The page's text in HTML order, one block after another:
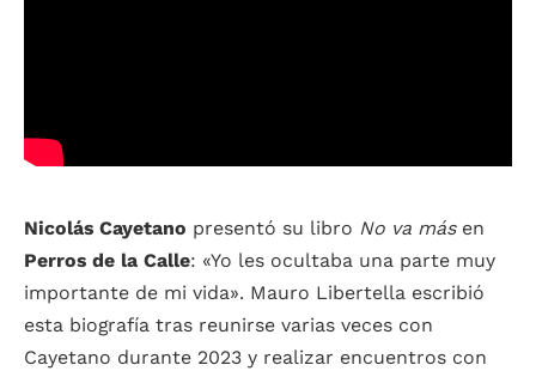
Nicolás Cayetano presentó su libro No va másen
Perros de la Calle: «Yo les ocultaba una parte muy
importante de mi vida». Mauro Libertella escribió
esta biografía tras reunirse varias veces con
Cayetano durante 2023 y realizar encuentros con